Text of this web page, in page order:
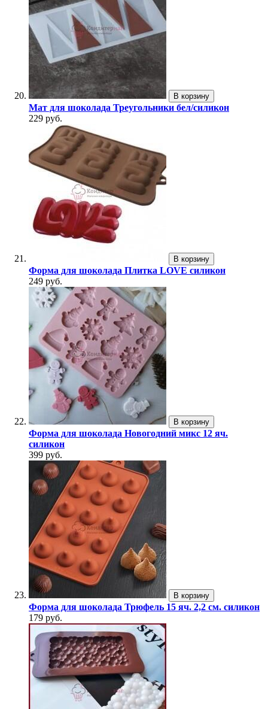
В корзину
Мат для шоколада Треугольники бел/силикон
229 руб.
В корзину
Форма для шоколада Плитка LOVE силикон
249 руб.
В корзину
Форма для шоколада Новогодний микс 12 яч.
силикон
399 руб.
В корзину
Форма для шоколада Трюфель 15 яч. 2,2 см. силикон
179 руб.